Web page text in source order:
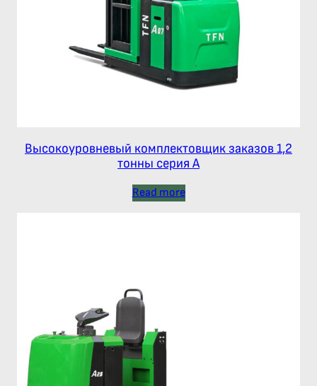
Высокоуровневый комплектовщик заказов 1,2
тонны серия А
Read more